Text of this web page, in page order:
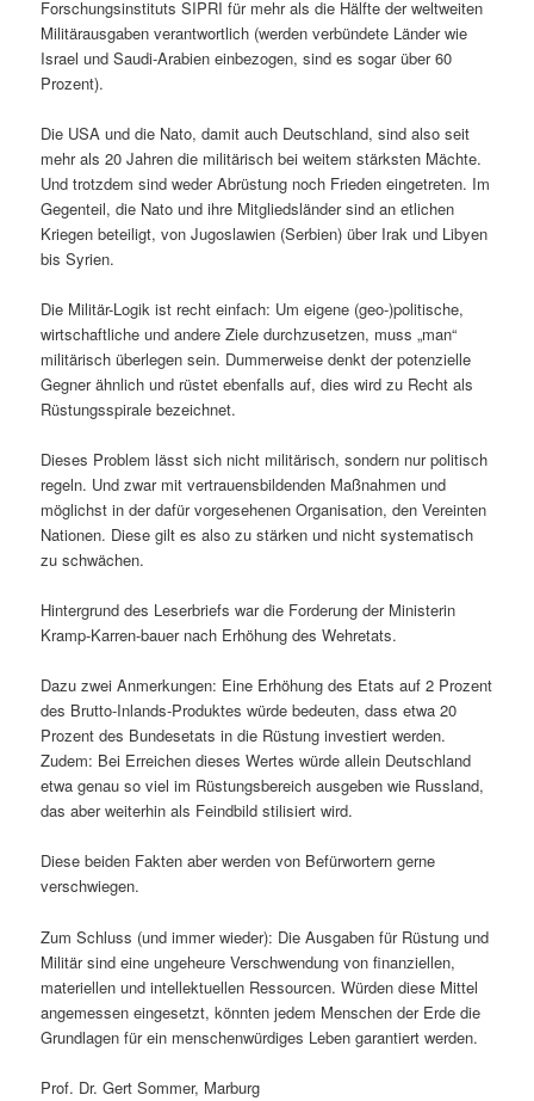
Forschungsinstituts SIPRI für mehr als die Hälfte der weltweiten
Militärausgaben verantwortlich (werden verbündete Länder wie
Israel und Saudi-Arabien einbezogen, sind es sogar über 60
Prozent).
Die USA und die Nato, damit auch Deutschland, sind also seit
mehr als 20 Jahren die militärisch bei weitem stärksten Mächte.
Und trotzdem sind weder Abrüstung noch Frieden eingetreten. Im
Gegenteil, die Nato und ihre Mitgliedsländer sind an etlichen
Kriegen beteiligt, von Jugoslawien (Serbien) über Irak und Libyen
bis Syrien.
Die Militär-Logik ist recht einfach: Um eigene (geo-)politische,
wirtschaftliche und andere Ziele durchzusetzen, muss „man“
militärisch überlegen sein. Dummerweise denkt der potenzielle
Gegner ähnlich und rüstet ebenfalls auf, dies wird zu Recht als
Rüstungsspirale bezeichnet.
Dieses Problem lässt sich nicht militärisch, sondern nur politisch
regeln. Und zwar mit vertrauensbildenden Maßnahmen und
möglichst in der dafür vorgesehenen Organisation, den Vereinten
Nationen. Diese gilt es also zu stärken und nicht systematisch
zu schwächen.
Hintergrund des Leserbriefs war die Forderung der Ministerin
Kramp-Karren-bauer nach Erhöhung des Wehretats.
Dazu zwei Anmerkungen: Eine Erhöhung des Etats auf 2 Prozent
des Brutto-Inlands-Produktes würde bedeuten, dass etwa 20
Prozent des Bundesetats in die Rüstung investiert werden.
Zudem: Bei Erreichen dieses Wertes würde allein Deutschland
etwa genau so viel im Rüstungsbereich ausgeben wie Russland,
das aber weiterhin als Feindbild stilisiert wird.
Diese beiden Fakten aber werden von Befürwortern gerne
verschwiegen.
Zum Schluss (und immer wieder): Die Ausgaben für Rüstung und
Militär sind eine ungeheure Verschwendung von finanziellen,
materiellen und intellektuellen Ressourcen. Würden diese Mittel
angemessen eingesetzt, könnten jedem Menschen der Erde die
Grundlagen für ein menschenwürdiges Leben garantiert werden.
Prof. Dr. Gert Sommer, Marburg